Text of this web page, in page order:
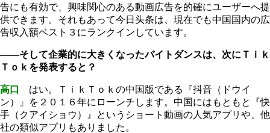
告にも有効で、興味関心のある動画広告を的確にユーザーへ提
供できます。それもあって今日 头条は、現在でも中国国内の広
告収入額ベスト３にランクインしています。
――そして企業的に大きくなったバイトダンスは、次にＴｉｋ
Ｔｏｋを発表すると？
高口
はい。ＴｉｋＴｏｋの中国版である『抖音（ドウイ
ン）』を２０１６年にローンチします。中国にはもともと『快
手（クアイショウ）』というショート動画の人気アプリや、他
社の類似アプリもありました。